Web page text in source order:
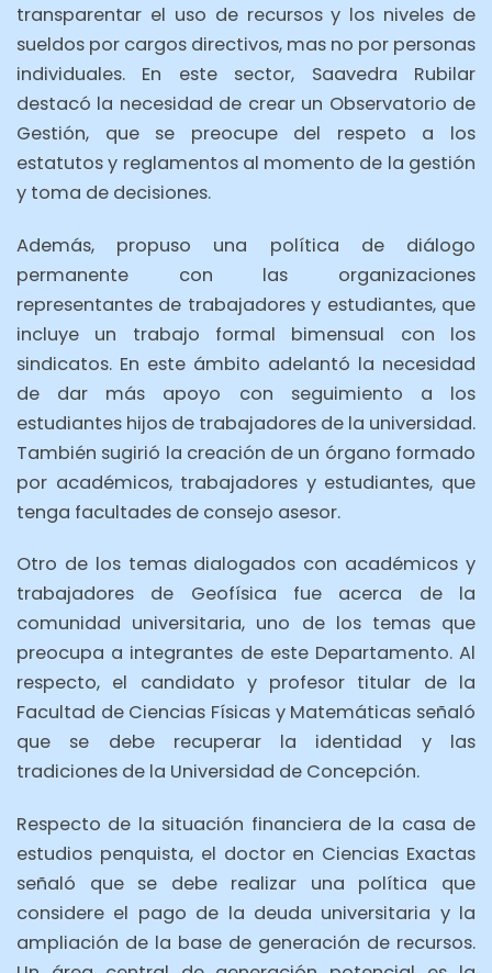
transparentar el uso de recursos y los niveles de
sueldos por cargos directivos, mas no por personas
individuales. En este sector, Saavedra Rubilar
destacó la necesidad de crear un Observatorio de
Gestión, que se preocupe del respeto a los
estatutos y reglamentos al momento de la gestión
y toma de decisiones.
Además, propuso una política de diálogo
permanente con las organizaciones
representantes de trabajadores y estudiantes, que
incluye un trabajo formal bimensual con los
sindicatos. En este ámbito adelantó la necesidad
de dar más apoyo con seguimiento a los
estudiantes hijos de trabajadores de la universidad.
También sugirió la creación de un órgano formado
por académicos, trabajadores y estudiantes, que
tenga facultades de consejo asesor.
Otro de los temas dialogados con académicos y
trabajadores de Geofísica fue acerca de la
comunidad universitaria, uno de los temas que
preocupa a integrantes de este Departamento. Al
respecto, el candidato y profesor titular de la
Facultad de Ciencias Físicas y Matemáticas señaló
que se debe recuperar la identidad y las
tradiciones de la Universidad de Concepción.
Respecto de la situación financiera de la casa de
estudios penquista, el doctor en Ciencias Exactas
señaló que se debe realizar una política que
considere el pago de la deuda universitaria y la
ampliación de la base de generación de recursos.